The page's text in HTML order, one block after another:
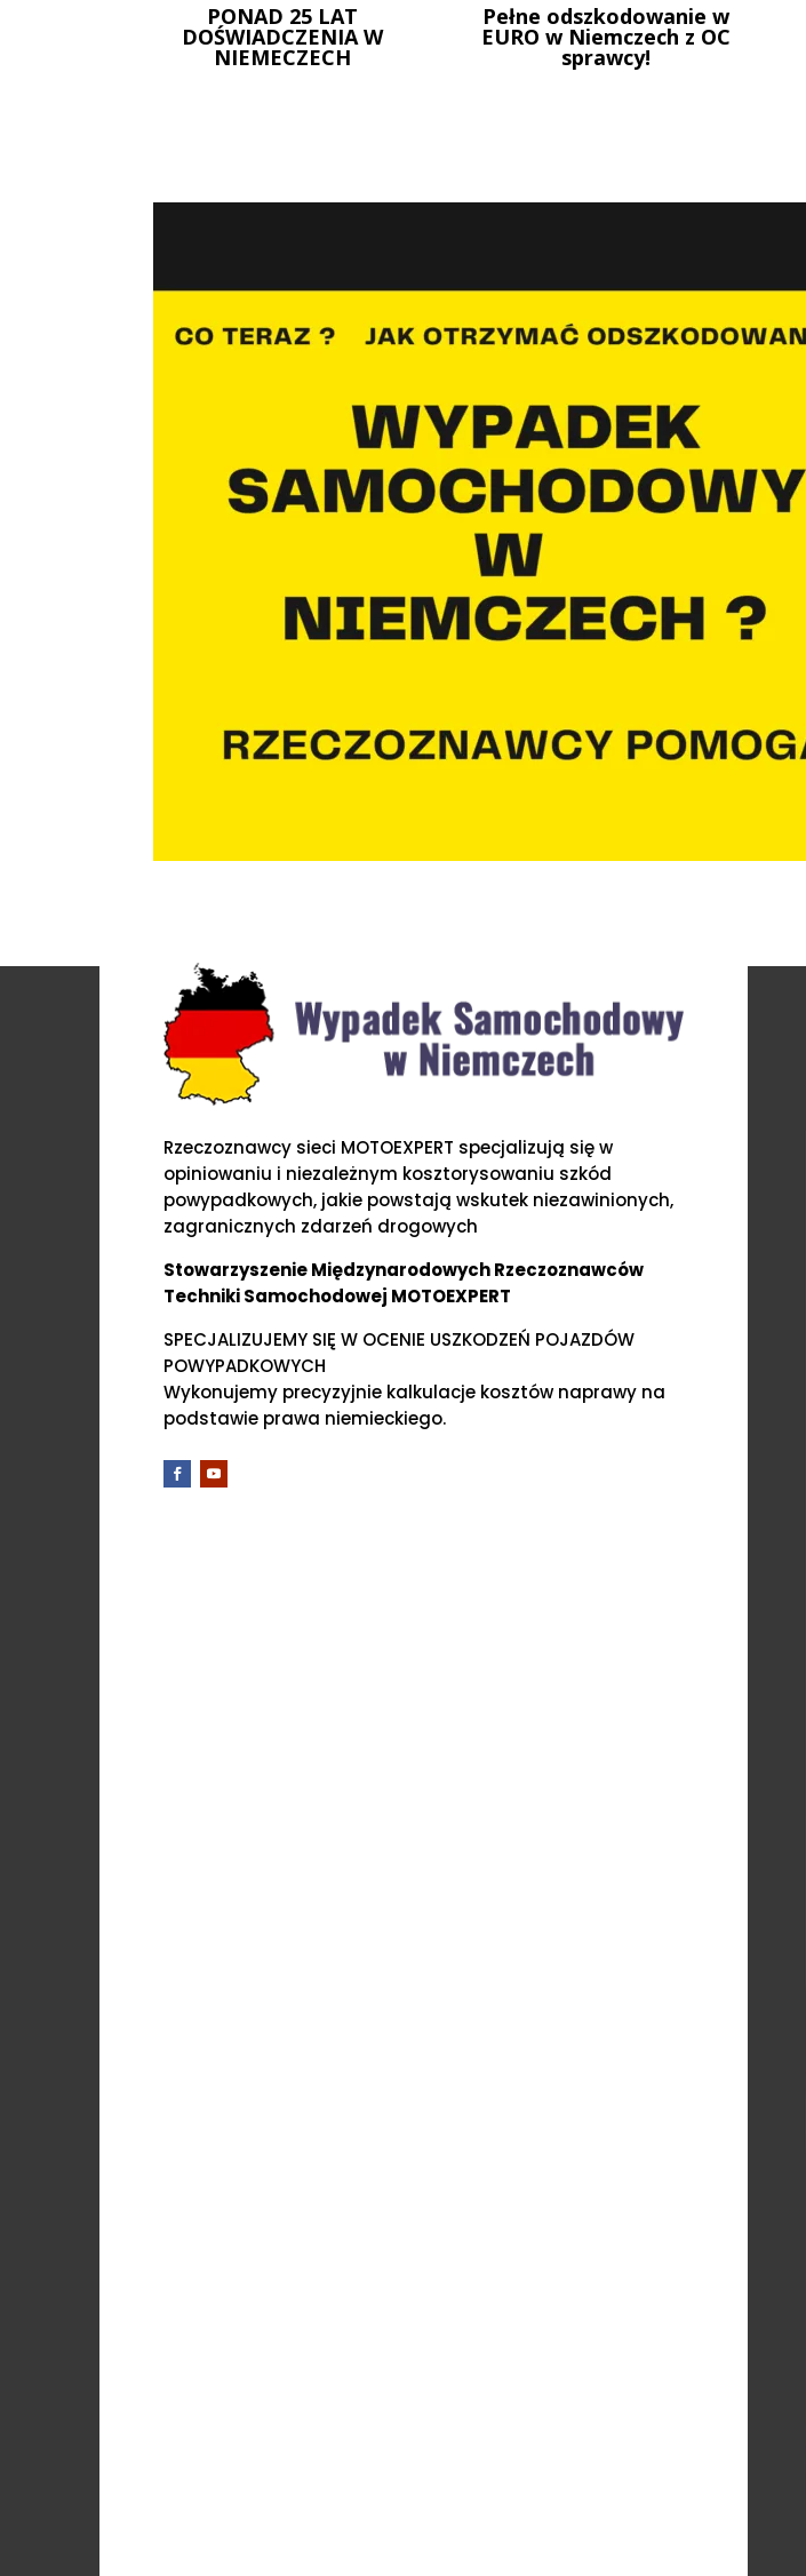
PONAD 25 LAT
DOŚWIADCZENIA W
NIEMECZECH
Pełne odszkodowanie w
EURO w Niemczech z OC
sprawcy!
Rzeczoznawcy sieci MOTOEXPERT specjalizują się w
opiniowaniu i niezależnym kosztorysowaniu szkód
powypadkowych, jakie powstają wskutek niezawinionych,
zagranicznych zdarzeń drogowych
Stowarzyszenie Międzynarodowych Rzeczoznawców
Techniki Samochodowej MOTOEXPERT
SPECJALIZUJEMY SIĘ W OCENIE USZKODZEŃ POJAZDÓW
POWYPADKOWYCH
Wykonujemy precyzyjnie kalkulacje kosztów naprawy na
podstawie prawa niemieckiego.